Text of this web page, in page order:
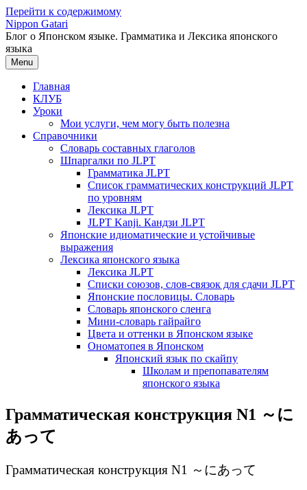
Перейти к содержимому
Nippon Gatari
Блог о Японском языке. Грамматика и Лексика японского
языка
Menu
Главная
КЛУБ
Уроки
Мои услуги, чем могу быть полезна
Справочники
Словарь составных глаголов
Шпаргалки по JLPT
Грамматика JLPT
Список грамматических конструкций JLPT
по уровням
Лексика JLPT
JLPT Kanji. Кандзи JLPT
Японские идиоматические и устойчивые
выражения
Лексика японского языка
Лексика JLPT
Списки союзов, слов-связок для сдачи JLPT
Японские пословицы. Словарь
Словарь японского сленга
Мини-словарь гайрайго
Цвета и оттенки в Японском языке
Ономатопея в Японском
Японский язык по скайпу
Школам и препопавателям
японского языка
Грамматическая конструкция N1 ～に
あって
Грамматическая конструкция N1 ～にあって